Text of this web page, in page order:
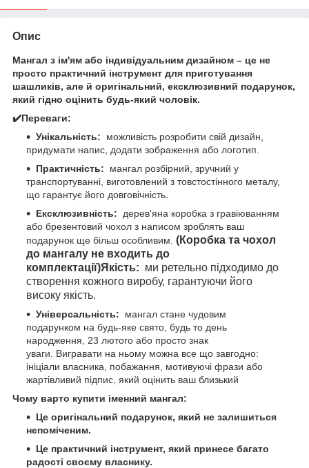
Опис
Мангал з ім'ям або індивідуальним дизайном – це не
просто практичний інструмент для приготування
шашликів, але й оригінальний, ексклюзивний подарунок,
який гідно оцінить будь-який чоловік.
✔️Переваги:
Унікальність: можливість розробити свій дизайн,
придумати напис, додати зображення або логотип.
Практичність: мангал розбірний, зручний у
транспортуванні, виготовлений з товстостінного металу,
що гарантує його довговічність.
Ексклюзивність: дерев'яна коробка з гравіюванням
або брезентовий чохол з написом зроблять ваш
подарунок ще більш особливим. (Коробка та чохол
до мангалу не входить до
комплектації)Якість: ми ретельно підходимо до
створення кожного виробу, гарантуючи його
високу якість.
Універсальність: мангал стане чудовим
подарунком на будь-яке свято, будь то день
народження, 23 лютого або просто знак
уваги. Вигравати на ньому можна все що завгодно:
ініціали власника, побажання, мотивуючі фрази або
жартівливий підпис, який оцінить ваш близький
Чому варто купити іменний мангал:
Це оригінальний подарунок, який не залишиться
непоміченим.
Це практичний інструмент, який принесе багато
радості своєму власнику.